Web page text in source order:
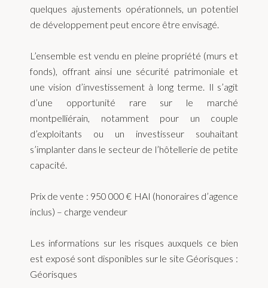
quelques ajustements opérationnels, un potentiel
de développement peut encore être envisagé.
L’ensemble est vendu en pleine propriété (murs et
fonds), offrant ainsi une sécurité patrimoniale et
une vision d’investissement à long terme. Il s’agit
d’une opportunité rare sur le marché
montpelliérain, notamment pour un couple
d’exploitants ou un investisseur souhaitant
s’implanter dans le secteur de l’hôtellerie de petite
capacité.
Prix de vente : 950 000 € HAI (honoraires d’agence
inclus) – charge vendeur
Les informations sur les risques auxquels ce bien
est exposé sont disponibles sur le site Géorisques :
Géorisques